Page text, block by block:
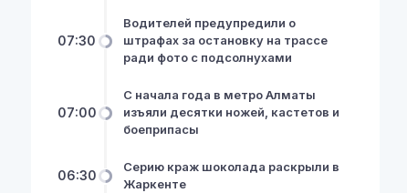
07:30
Водителей предупредили о
штрафах за остановку на трассе
ради фото с подсолнухами
07:00
С начала года в метро Алматы
изъяли десятки ножей, кастетов и
боеприпасы
06:30
Серию краж шоколада раскрыли в
Жаркенте